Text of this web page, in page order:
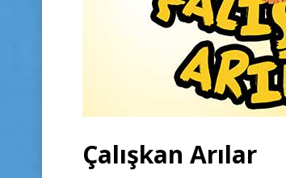
Çalışkan Arılar